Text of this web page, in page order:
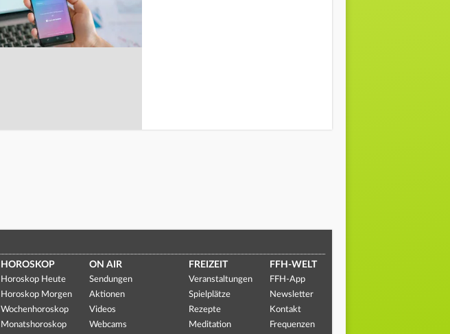
HOROSKOP
Horoskop Heute
Horoskop Morgen
Wochenhoroskop
Monatshoroskop
ON AIR
Sendungen
Aktionen
Videos
Webcams
FREIZEIT
Veranstaltungen
Spielplätze
Rezepte
Meditation
FFH-WELT
FFH-App
Newsletter
Kontakt
Frequenzen